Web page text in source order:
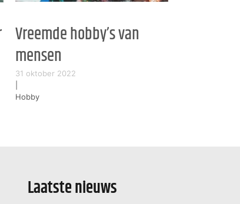
Vreemde hobby’s van
mensen
31 oktober 2022
Hobby
Laatste nieuws